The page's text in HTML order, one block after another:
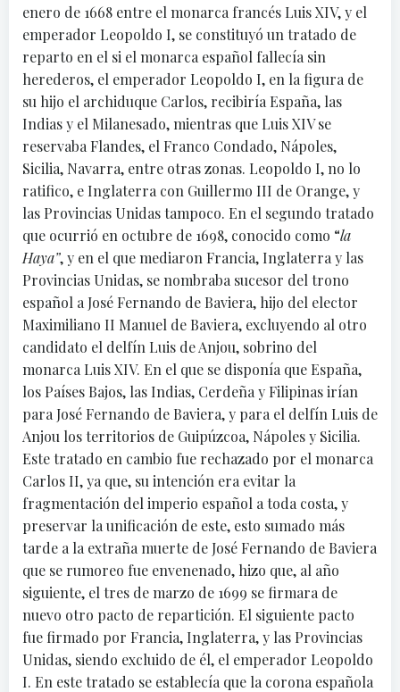
enero de 1668 entre el monarca francés Luis XIV, y el
emperador Leopoldo I, se constituyó un tratado de
reparto en el si el monarca español fallecía sin
herederos, el emperador Leopoldo I, en la figura de
su hijo el archiduque Carlos, recibiría España, las
Indias y el Milanesado, mientras que Luis XIV se
reservaba Flandes, el Franco Condado, Nápoles,
Sicilia, Navarra, entre otras zonas. Leopoldo I, no lo
ratifico, e Inglaterra con Guillermo III de Orange, y
las Provincias Unidas tampoco. En el segundo tratado
que ocurrió en octubre de 1698, conocido como “la
Haya”, y en el que mediaron Francia, Inglaterra y las
Provincias Unidas, se nombraba sucesor del trono
español a José Fernando de Baviera, hijo del elector
Maximiliano II Manuel de Baviera, excluyendo al otro
candidato el delfín Luis de Anjou, sobrino del
monarca Luis XIV. En el que se disponía que España,
los Países Bajos, las Indias, Cerdeña y Filipinas irían
para José Fernando de Baviera, y para el delfín Luis de
Anjou los territorios de Guipúzcoa, Nápoles y Sicilia.
Este tratado en cambio fue rechazado por el monarca
Carlos II, ya que, su intención era evitar la
fragmentación del imperio español a toda costa, y
preservar la unificación de este, esto sumado más
tarde a la extraña muerte de José Fernando de Baviera
que se rumoreo fue envenenado, hizo que, al año
siguiente, el tres de marzo de 1699 se firmara de
nuevo otro pacto de repartición. El siguiente pacto
fue firmado por Francia, Inglaterra, y las Provincias
Unidas, siendo excluido de él, el emperador Leopoldo
I. En este tratado se establecía que la corona española